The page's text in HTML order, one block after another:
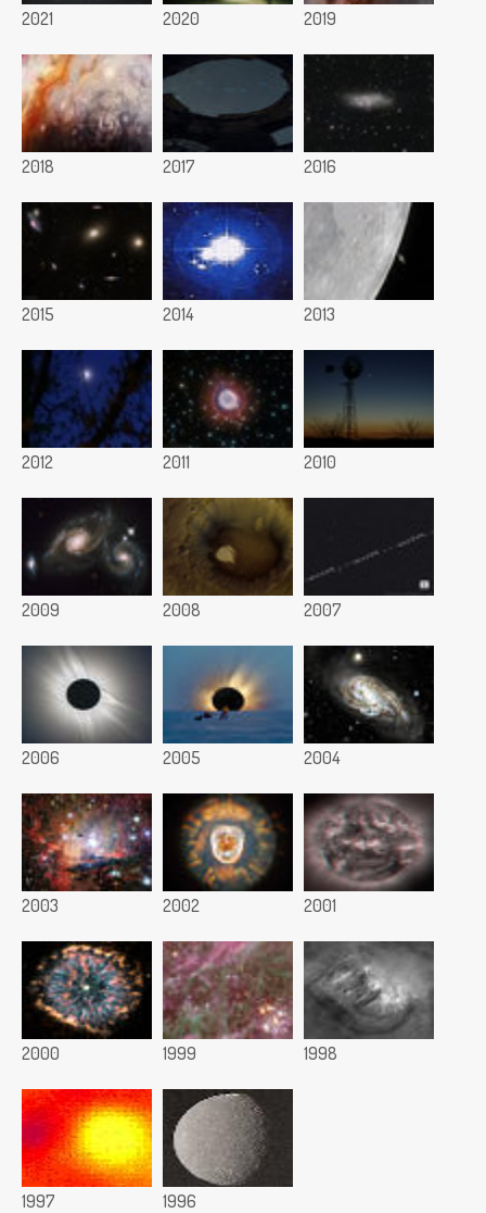
2021 2020 2019
2018 2017 2016
2015 2014 2013
2012 2011 2010
2009 2008 2007
2006 2005 2004
2003 2002 2001
2000 1999 1998
1997 1996